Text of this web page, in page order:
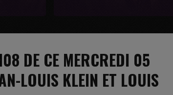
DE CE MERCREDI 05
LOUIS KLEIN ET LOUIS